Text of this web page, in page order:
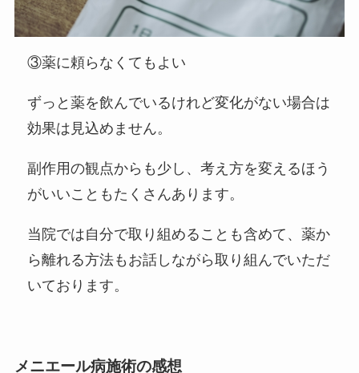
③薬に頼らなくてもよい
ずっと薬を飲んでいるけれど変化がない場合は
効果は見込めません。
副作用の観点からも少し、考え方を変えるほう
がいいこともたくさんあります。
当院では自分で取り組めることも含めて、薬か
ら離れる方法もお話しながら取り組んでいただ
いております。
メニエール病施術の感想